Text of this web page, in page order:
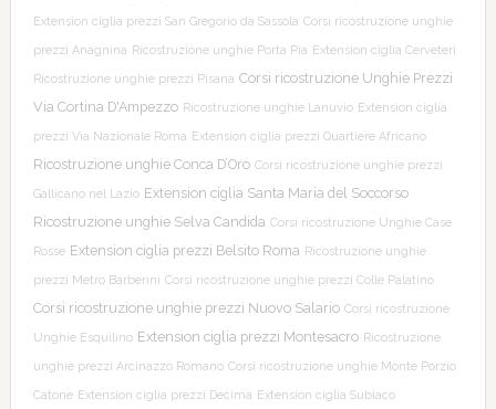
Extension ciglia prezzi San Gregorio da Sassola Corsi ricostruzione unghie
prezzi Anagnina Ricostruzione unghie Porta Pia Extension ciglia Cerveteri
Ricostruzione unghie prezzi Pisana Corsi ricostruzione Unghie Prezzi
Via Cortina D'Ampezzo Ricostruzione unghie Lanuvio Extension ciglia
prezzi Via Nazionale Roma Extension ciglia prezzi Quartiere Africano
Ricostruzione unghie Conca D’Oro Corsi ricostruzione unghie prezzi
Gallicano nel Lazio Extension ciglia Santa Maria del Soccorso
Ricostruzione unghie Selva Candida Corsi ricostruzione Unghie Case
Rosse Extension ciglia prezzi Belsito Roma Ricostruzione unghie
prezzi Metro Barberini Corsi ricostruzione unghie prezzi Colle Palatino
Corsi ricostruzione unghie prezzi Nuovo Salario Corsi ricostruzione
Unghie Esquilino Extension ciglia prezzi Montesacro Ricostruzione
unghie prezzi Arcinazzo Romano Corsi ricostruzione unghie Monte Porzio
Catone Extension ciglia prezzi Decima Extension ciglia Subiaco